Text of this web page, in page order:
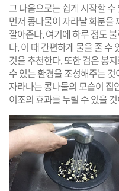
그 다음으로는 쉽게 시작할
먼저 콩나물이 자라날 화분을
깔아준다. 여기에 하루 정도
다. 이 때 간편하게 물을 줄 수
것을 추천한다. 또한 검은 봉
수 있는 환경을 조성해주는
자라나는 콩나물의 모습이 집
이조의 효과를 누릴 수 있을